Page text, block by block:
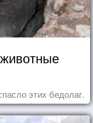
этих бедолаг.